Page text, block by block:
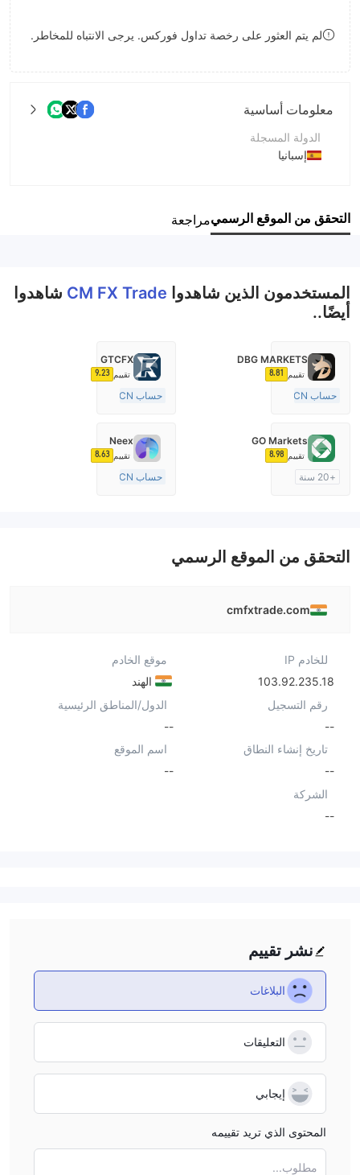
8
لم يتم العثور على رخصة تداول فوركس. يرجى الانتباه للمخاطر.
معلومات أساسية
الدولة المسجلة
إسبانيا
اسم الشركة
التحقق من الموقع الرسميمراجعة
المستخدمون الذين شاهدوا CM FX Trade شاهدوا
أيضًا..
DBG MARKETS
تقييم 8.81
حساب ECN
صناعة السوق (MM)
GTCFX
تقييم 9.23
حساب ECN
صناعة السوق (MM)
GO Markets
تقييم 8.98
+20 سنة
Neex
تقييم 8.63
حساب ECN
التحقق من الموقع الرسمي
cmfxtrade.com
للخادم IP
103.92.235.18
موقع الخادم
الهند
رقم التسجيل
--
الدول/المناطق الرئيسية
--
تاريخ إنشاء النطاق
--
اسم الموقع
--
الشركة
--
نشر تقييم
البلاغات
التعليقات
إيجابي
المحتوى الذي تريد تقييمه
مطلوب...